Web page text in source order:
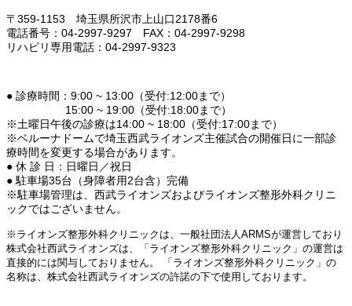
〒359-1153 埼玉県所沢市上山口2178番6
電話番号：04-2997-9297 FAX：04-2997-9298
リハビリ専用電話：04-2997-9323
● 診療時間：9:00 ~ 13:00（受付:12:00まで）
15:00 ~ 19:00 （受付:18:00まで）
※土曜日午後の診療は14:00 ~ 18:00（受付:17:00まで）
※ベルーナドームで埼玉西武ライオンズ主催試合の開催日に一部診
療時間を変更する場合があります。
● 休 診 日：日曜日／祝日
● 駐車場35台（身障者用2台含）完備
※駐車場管理は、西武ライオンズおよびライオンズ整形外科クリニ
ックではございません。
※ライオンズ整形外科クリニックは、一般社団法人ARMSが運営しており
株式会社西武ライオンズは、「ライオンズ整形外科クリニック」の運営は
直接的には関与しておりません。 「ライオンズ整形外科クリニック」の
名称は、株式会社西武ライオンズの許諾の下で使用しております。